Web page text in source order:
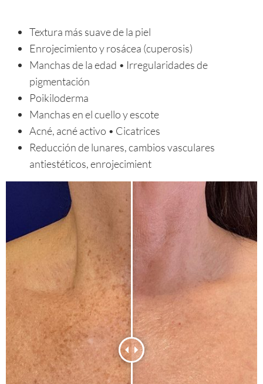
Textura más suave de la piel
Enrojecimiento y rosácea (cuperosis)
Manchas de la edad • Irregularidades de
pigmentación
Poikiloderma
Manchas en el cuello y escote
Acné, acné activo • Cicatrices
Reducción de lunares, cambios vasculares
antiestéticos, enrojecimient